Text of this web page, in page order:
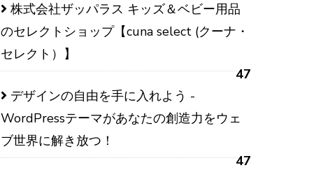
株式会社ザッパラス キッズ＆ベビー用品
のセレクトショップ【cuna select (クーナ・
セレクト）】
47
デザインの自由を手に入れよう -
WordPressテーマがあなたの創造力をウェ
ブ世界に解き放つ！
47